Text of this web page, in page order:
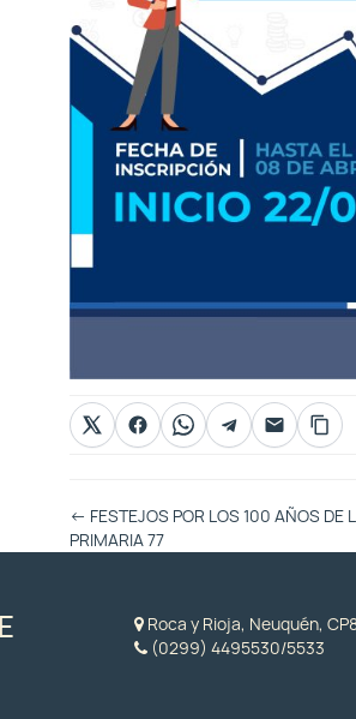
Otras
Entradas
← FESTEJOS POR LOS 100 AÑOS DE
PRIMARIA 77
Roca y Rioja, Neuquén,
(0299) 4495530/5533